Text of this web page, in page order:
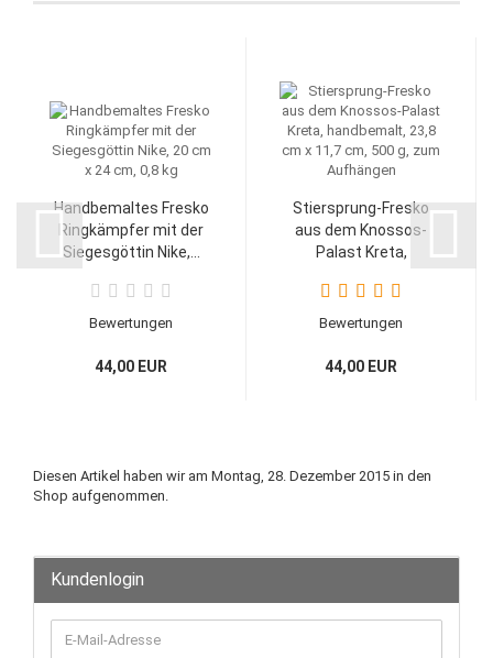
Handbemaltes Fresko
Ringkämpfer mit der
Siegesgöttin Nike,...
Bewertungen
44,00 EUR
Stiersprung-Fresko
aus dem Knossos-
Palast Kreta,
Bewertungen
44,00 EUR
Diesen Artikel haben wir am Montag, 28. Dezember 2015 in den
Shop aufgenommen.
Kundenlogin